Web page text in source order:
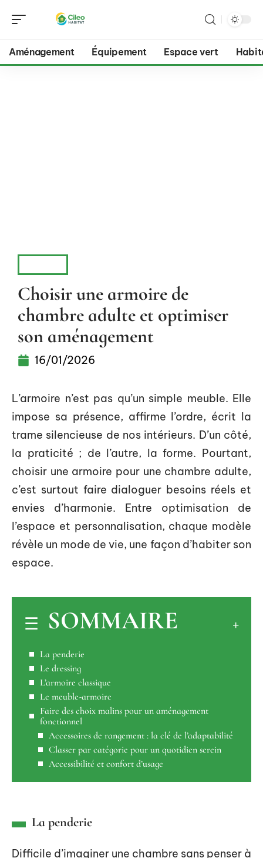
Aménagement Équipement Espace vert
Choisir une armoire de
chambre adulte et optimiser
son aménagement
16/01/2026
L’armoire n’est pas qu’un simple meuble. Elle
impose sa présence, affirme l’ordre, écrit la
trame silencieuse de nos intérieurs. D’un côté,
la praticité ; de l’autre, la forme. Pourtant,
choisir une armoire pour une chambre adulte,
c’est surtout faire dialoguer besoins réels et
envies d’harmonie. Entre optimisation de
l’espace et personnalisation, chaque modèle
révèle un mode de vie, une façon d’habiter son
espace.
SOMMAIRE
La penderie
Le dressing
L’armoire classique
Le meuble-armoire
Faire des choix malins pour un aménagement
fonctionnel
Accessoires de rangement : la clé de l’adaptabilité
Classer par catégorie pour un quotidien serein
Accessibilité et confort d’usage
La penderie
Difficile d’imaginer une chambre sans penser à